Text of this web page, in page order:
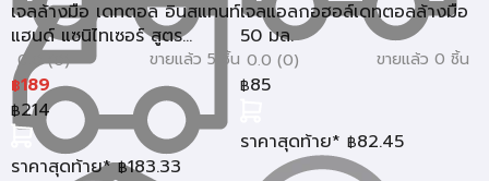
เจลล้างมือ เดทตอล อินสแทนท์
แฮนด์ แซนิไทเซอร์ สูตร...
0.0 (0) ขายแล้ว 5 ชิ้น
฿189
฿214
ราคาสุดท้าย* ฿183.33
เจลแอลกอฮอล์เดทตอลล้างมือ
50 มล.
0.0 (0) ขายแล้ว 0 ชิ้น
฿85
ราคาสุดท้าย* ฿82.45